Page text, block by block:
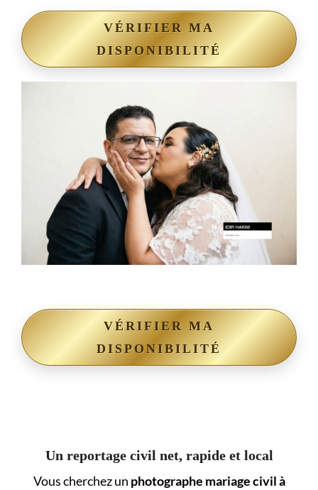
VÉRIFIER MA
DISPONIBILITÉ
VÉRIFIER MA
DISPONIBILITÉ
Un reportage civil net, rapide et local
Vous cherchez un photographe mariage civil à